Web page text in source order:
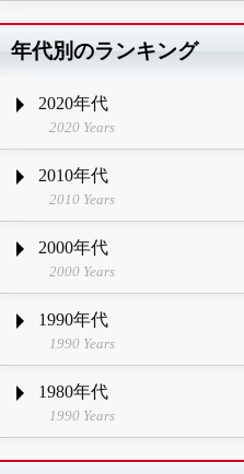
年代別のランキング
2020年代
2020 Years
2010年代
2010 Years
2000年代
2000 Years
1990年代
1990 Years
1980年代
1990 Years